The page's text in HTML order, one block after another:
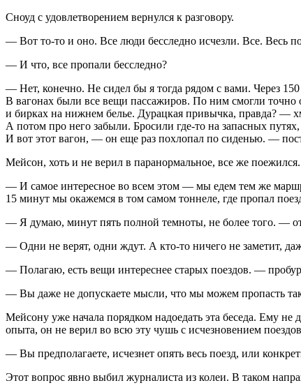
Сноуд с удовлетворением вернулся к разговору.
— Вот то-то и оно. Все люди бесследно исчезли. Все. Весь
— И что, все пропали бесследно?
— Нет, конечно. Не сидел бы я тогда рядом с вами. Через
В вагонах были все вещи пассажиров. По ним смогли
и бирках на нижнем белье. Дурацкая привычка, правда? —
А потом про него забыли. Бросили где-то на запасных
И вот этот вагон, — он еще раз похлопал по сиденью. —
Мейсон, хоть и не верил в паранормальное, все же
— И самое интересное во всем этом — мы едем тем же
15 минут мы окажемся в том самом тоннеле, где пропал
— Я думаю, минут пять полной темноты, не более того. —
— Одни не верят, одни ждут. А кто-то ничего не заметит,
— Полагаю, есть вещи интереснее старых поездов. —
— Вы даже не допускаете мысли, что мы можем пропасть
Мейсону уже начала порядком надоедать эта беседа. Ему не
опыта, он не верил во всю эту чушь с исчезновением
— Вы предполагаете, исчезнет опять весь поезд, или
Этот вопрос явно выбил журналиста из колеи. В таком